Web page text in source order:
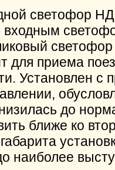
светофор
входным
для приема
Установлен с
до
ближе ко
наиболее